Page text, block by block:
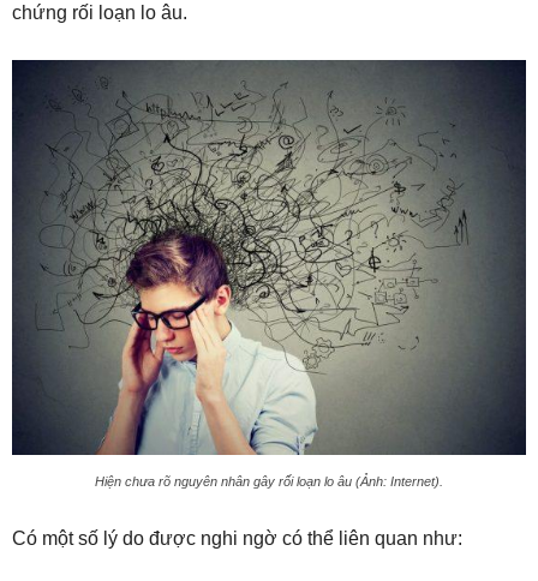
chứng rối loạn lo âu.
Hiện chưa rõ nguyên nhân gây rối loạn lo âu (Ảnh: Internet).
Có một số lý do được nghi ngờ có thể liên quan như: